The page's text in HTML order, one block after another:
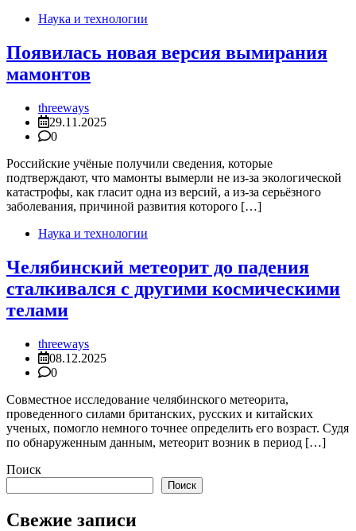
Наука и технологии
Появилась новая версия вымирания
мамонтов
threeways
29.11.2025
0
Российские учёные получили сведения, которые
подтверждают, что мамонты вымерли не из-за экологической
катастрофы, как гласит одна из версий, а из-за серьёзного
заболевания, причиной развития которого […]
Наука и технологии
Челябинский метеорит до падения
сталкивался с другими космическими
телами
threeways
08.12.2025
0
Совместное исследование челябинского метеорита,
проведенного силами британских, русских и китайских
ученых, помогло немного точнее определить его возраст. Судя
по обнаруженным данным, метеорит возник в период […]
Поиск
Поиск
Свежие записи